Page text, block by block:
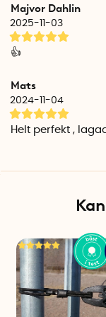
Runda
Vikt: ca 15 gram/st
Färg: Blå
Material: PVC & PE
Klister: Permanent
Öljett-hål: 1,5 cm i
Vikt: ca 4 gram/st
Färg: Blå
Material: PVC & PE
Klister: Permanent
Majvor Dahlin
2025-11-03
👍
Mats
2024-11-04
Helt perfekt ,